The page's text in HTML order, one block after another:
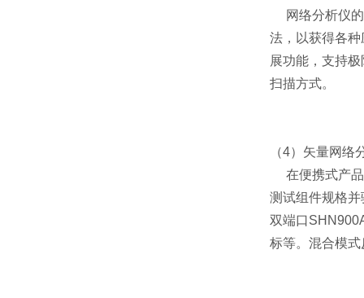
网络分析仪的
法，以获得各
展功能，支持
扫描方式。
（4）矢量网络
在便携式产品
测试组件规格
双端口
标等。混合模